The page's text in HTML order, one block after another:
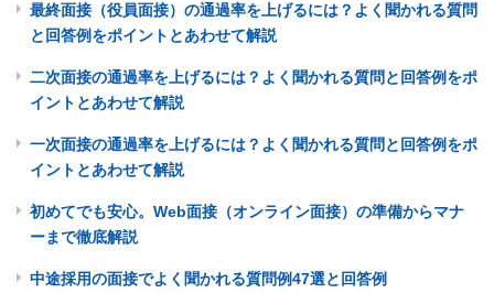
最終面接（役員面接）の通過率を上げるには？よく聞かれる質問
と回答例をポイントとあわせて解説
二次面接の通過率を上げるには？よく聞かれる質問と回答例をポ
イントとあわせて解説
一次面接の通過率を上げるには？よく聞かれる質問と回答例をポ
イントとあわせて解説
初めてでも安心。Web面接（オンライン面接）の準備からマナ
ーまで徹底解説
中途採用の面接でよく聞かれる質問例47選と回答例